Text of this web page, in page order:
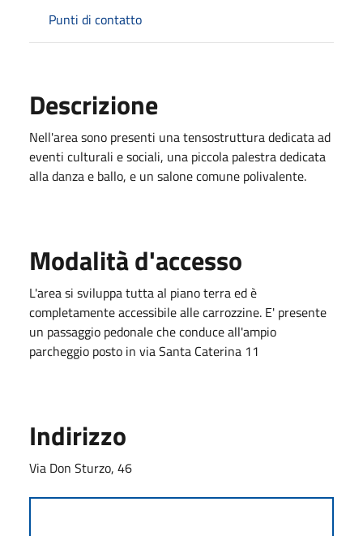
Punti di contatto
Descrizione
Nell'area sono presenti una tensostruttura dedicata ad
eventi culturali e sociali, una piccola palestra dedicata
alla danza e ballo, e un salone comune polivalente.
Modalità d'accesso
L'area si sviluppa tutta al piano terra ed è
completamente accessibile alle carrozzine. E' presente
un passaggio pedonale che conduce all'ampio
parcheggio posto in via Santa Caterina 11
Indirizzo
Via Don Sturzo, 46